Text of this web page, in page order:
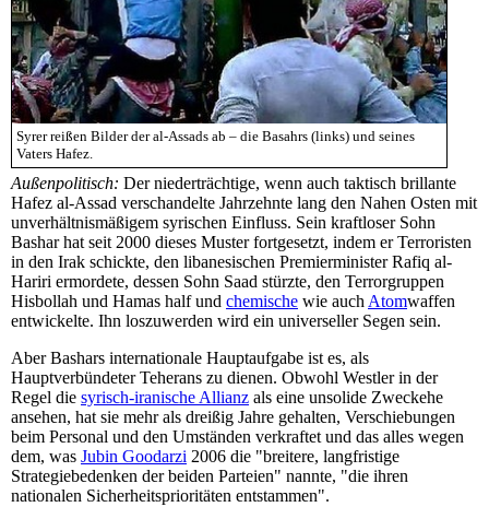
Syrer reißen Bilder der al-Assads ab – die Basahrs (links) und seines
Vaters Hafez.
Außenpolitisch: Der niederträchtige, wenn auch taktisch brillante
Hafez al-Assad verschandelte Jahrzehnte lang den Nahen Osten mit
unverhältnismäßigem syrischen Einfluss. Sein kraftloser Sohn
Bashar hat seit 2000 dieses Muster fortgesetzt, indem er Terroristen
in den Irak schickte, den libanesischen Premierminister Rafiq al-
Hariri ermordete, dessen Sohn Saad stürzte, den Terrorgruppen
Hisbollah und Hamas half und chemische wie auch Atomwaffen
entwickelte. Ihn loszuwerden wird ein universeller Segen sein.
Aber Bashars internationale Hauptaufgabe ist es, als
Hauptverbündeter Teherans zu dienen. Obwohl Westler in der
Regel die syrisch-iranische Allianz als eine unsolide Zweckehe
ansehen, hat sie mehr als dreißig Jahre gehalten, Verschiebungen
beim Personal und den Umständen verkraftet und das alles wegen
dem, was Jubin Goodarzi 2006 die "breitere, langfristige
Strategiebedenken der beiden Parteien" nannte, "die ihren
nationalen Sicherheitsprioritäten entstammen".